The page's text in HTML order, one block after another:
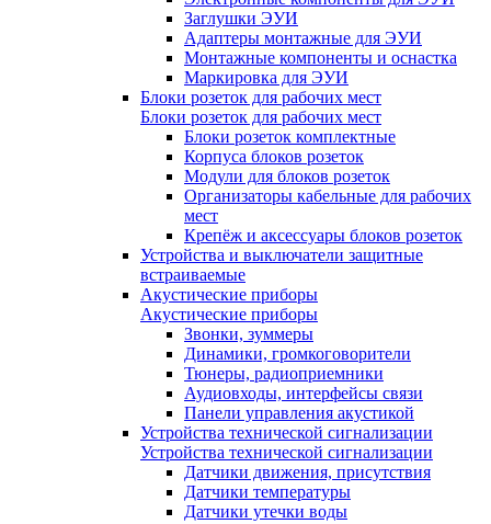
Заглушки ЭУИ
Адаптеры монтажные для ЭУИ
Монтажные компоненты и оснастка
Маркировка для ЭУИ
Блоки розеток для рабочих мест
Блоки розеток для рабочих мест
Блоки розеток комплектные
Корпуса блоков розеток
Модули для блоков розеток
Организаторы кабельные для рабочих
мест
Крепёж и аксессуары блоков розеток
Устройства и выключатели защитные
встраиваемые
Акустические приборы
Акустические приборы
Звонки, зуммеры
Динамики, громкоговорители
Тюнеры, радиоприемники
Аудиовходы, интерфейсы связи
Панели управления акустикой
Устройства технической сигнализации
Устройства технической сигнализации
Датчики движения, присутствия
Датчики температуры
Датчики утечки воды